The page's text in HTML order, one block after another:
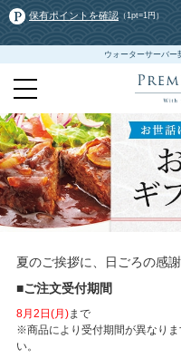
保有ポイントを確認 （1pt=1円）
ウォーターサーバー
夏のご挨拶に、日ごろの感
■ご注文受付期間
8月2日(月)まで
※商品により受付期間が異なり
い。